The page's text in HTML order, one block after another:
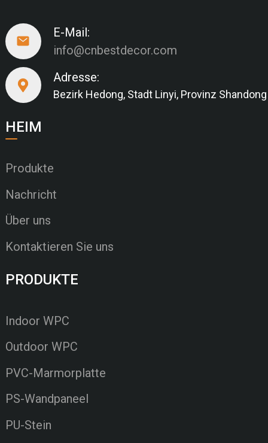
E-Mail:
info@cnbestdecor.com
Adresse:
Bezirk Hedong, Stadt Linyi, Provinz Shandong
HEIM
Produkte
Nachricht
Über uns
Kontaktieren Sie uns
PRODUKTE
Indoor WPC
Outdoor WPC
PVC-Marmorplatte
PS-Wandpaneel
PU-Stein